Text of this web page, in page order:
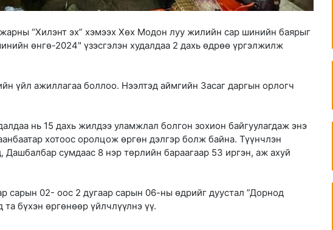
“Хилэнт эх” хэмээх Хөх Модон луу жилийн сар шинийн баярыг
өнгө-2024" үзэсгэлэн худалдаа 2 дахь өдрөө үргэлжилж
үйл ажиллагаа боллоо. Нээлтэд аймгийн Засаг даргын орлогч
нь 15 дахь жилдээ уламжлал болгон зохион байгуулагдаж энэ
хотоос оролцож өргөн дэлгэр болж байна. Түүнчлэн
сумдаас 8 нэр төрлийн бараагаар 53 иргэн, аж ахуй
сарын 02- оос 2 дугаар сарын 06-ны өдрийг дуустал ”Дорнод
бүхэн өргөнөөр үйлчлүүлнэ үү.